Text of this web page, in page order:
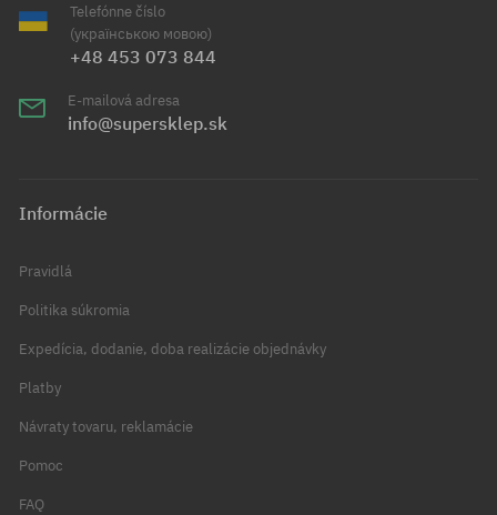
Telefónne číslo
(українською мовою)
+48 453 073 844
E-mailová adresa
info@supersklep.sk
Informácie
Pravidlá
Politika súkromia
Expedícia, dodanie, doba realizácie objednávky
Platby
Návraty tovaru, reklamácie
Pomoc
FAQ